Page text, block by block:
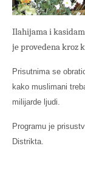
Ilahijama i
je provedena kroz
Prisutnima se
kako muslimani
milijarde ljudi.
Programu je
Distrikta.